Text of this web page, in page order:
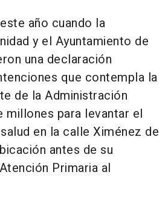
año cuando la
y el Ayuntamiento de
una declaración
que contempla la
de la Administración
millones para levantar el
en la calle Ximénez de
antes de su
Primaria al